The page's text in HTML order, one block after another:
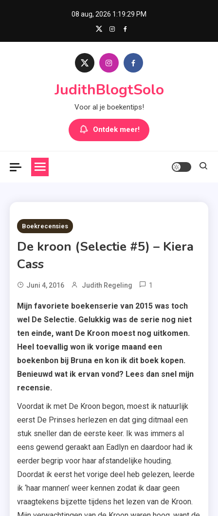
08 aug, 2026 1:19:30 PM
JudithBlogtSolo
Voor al je boekentips!
Ontdek meer!
5 MINS READ
Boekrecensies
De kroon (Selectie #5) – Kiera
Cass
Juni 4, 2016 Judith Regeling 1
Kroon
De
Selectie
Kiera
Mijn favoriete boekenserie van 2015 was toch
wel De Selectie. Gelukkig was de serie nog niet
ten einde, want De Kroon moest nog uitkomen.
Heel toevallig won ik vorige maand een
boekenbon bij Bruna en kon ik dit boek kopen.
Benieuwd wat ik ervan vond? Lees dan snel mijn
recensie.
Voordat ik met De Kroon begon, moest ik natuurlijk
eerst De Prinses herlezen en dat ging ditmaal een
stuk sneller dan de eerste keer. Ik was immers al
eens gewend geraakt aan Eadlyn en daardoor had ik
eerder begrip voor haar afstandelijke houding.
Doordat ik eerst het vorige deel heb gelezen, leerde
ik ‘haar mannen’ weer kennen zodat ik daar geen
vraagtekens bijzette tijdens het lezen van de Kroon.